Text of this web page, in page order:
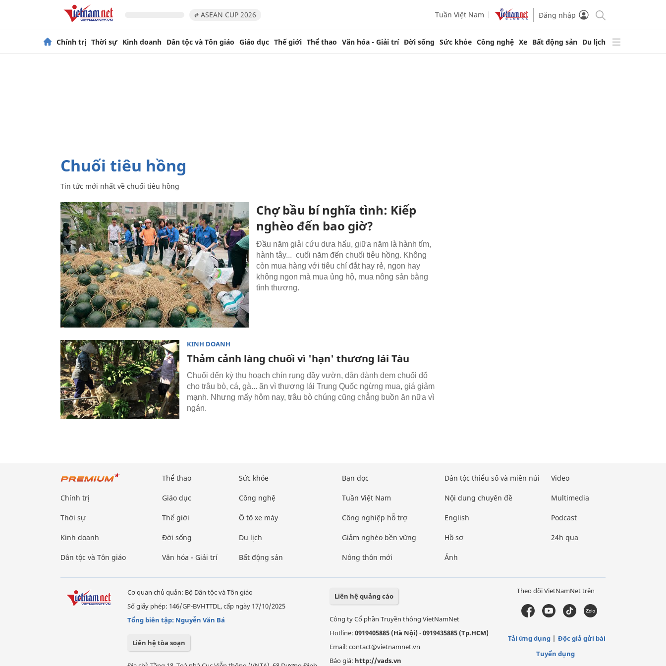
# ASEAN CUP 2026 Tuần Việt Nam Đăng nhập
Chính trị Thời sự Kinh doanh Dân tộc và Tôn giáo Giáo dục Thế giới Thể thao Văn hóa - Giải trí Đời sống Sức khỏe Công nghệ Xe Bất động sản Du lịch
chuối tiêu hồng
Tin tức mới nhất về chuối tiêu hồng
Chợ bầu bí nghĩa tình: Kiếp
nghèo đến bao giờ?
Đầu năm giải cứu dưa hấu, giữa năm là hành tím,
hành tây... cuối năm đến chuối tiêu hồng. Không
còn mua hàng với tiêu chí đắt hay rẻ, ngon hay
không ngon mà mua ủng hộ, mua nông sản bằng
tình thương.
KINH DOANH
Thảm cảnh làng chuối vì 'hạn' thương lái Tàu
Chuối đến kỳ thu hoạch chín rụng đầy vườn, dân đành đem chuối đổ
cho trâu bò, cá, gà... ăn vì thương lái Trung Quốc ngừng mua, giá giảm
mạnh. Nhưng mấy hôm nay, trâu bò chúng cũng chẳng buồn ăn nữa vì
ngán.
Chính trị
Thời sự
Kinh doanh
Dân tộc và Tôn giáo
Thể thao
Giáo dục
Thế giới
Đời sống
Văn hóa - Giải trí
Sức khỏe
Công nghệ
Ô tô xe máy
Du lịch
Bất động sản
Bạn đọc
Tuần Việt Nam
Công nghiệp hỗ trợ
Giảm nghèo bền vững
Nông thôn mới
Dân tộc thiểu số và miền núi
Nội dung chuyên đề
English
Hồ sơ
Ảnh
Video
Multimedia
Podcast
24h qua
Cơ quan chủ quản: Bộ Dân tộc và Tôn giáo
Số giấy phép: 146/GP-BVHTTDL, cấp ngày 17/10/2025
Tổng biên tập: Nguyễn Văn Bá
Liên hệ tòa soạn
Liên hệ quảng cáo
Công ty Cổ phần Truyền thông VietNamNet
Hotline: 0919405885 (Hà Nội)-0919435885 (Tp.HCM)
Email: contact@vietnamnet.vn
Báo giá: http://vads.vn
Theo dõi VietNamNet trên
Tải ứng dụng
Độc giả gửi bài
Tuyển dụng